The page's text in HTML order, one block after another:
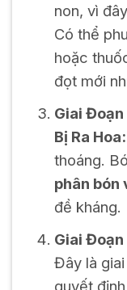
non, vì
Có thể
hoặc
đọt mới
Giai
Bị Ra Hoa:
thoáng.
phân bón
đề kháng.
Giai Đoạn
Đây là
quyết